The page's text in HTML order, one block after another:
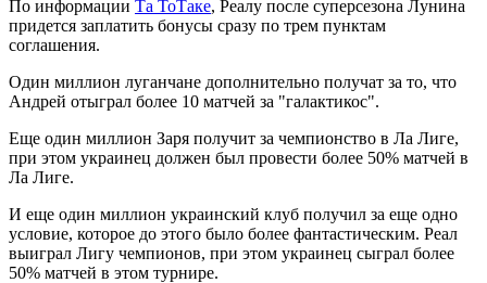
По информации Та ТоТаке, Реалу после суперсезона Лунина
придется заплатить бонусы сразу по трем пунктам
соглашения.
Один миллион луганчане дополнительно получат за то, что
Андрей отыграл более 10 матчей за "галактикос".
Еще один миллион Заря получит за чемпионство в Ла Лиге,
при этом украинец должен был провести более 50% матчей в
Ла Лиге.
И еще один миллион украинский клуб получил за еще одно
условие, которое до этого было более фантастическим. Реал
выиграл Лигу чемпионов, при этом украинец сыграл более
50% матчей в этом турнире.